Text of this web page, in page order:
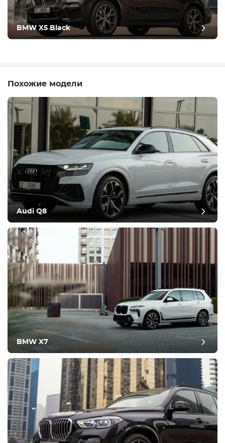
BMW X5 Black
Похожие модели
Audi Q8
BMW X7